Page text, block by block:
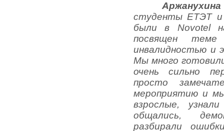
студенты ЕТЭТ и
были в Novotel
посвящен
инвалидностью и
Мы много
очень сильно
просто
мероприятию и
взрослые,
общались,
разбирали